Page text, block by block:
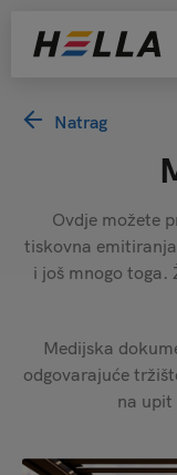
Natrag
Ovdje možete
tiskovna
i još mnogo toga.
Medijska
odgovarajuće
na upit